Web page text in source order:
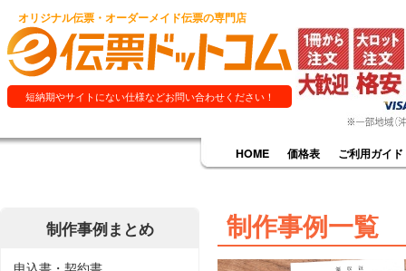
オリジナル伝票・オーダーメイド伝票の専門店
短納期やサイトにない仕様などお問い合わせください！
HOME 価格表 ご利用ガイド
制作事例一覧
制作事例まとめ
申込書・契約書